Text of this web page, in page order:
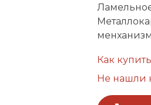
Как
Не нашли